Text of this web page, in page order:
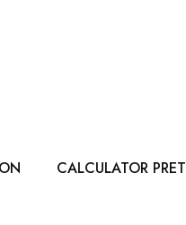
CALCULATOR PRET